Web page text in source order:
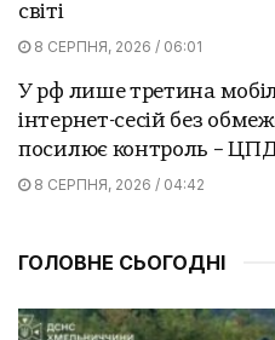
світі
8 СЕРПНЯ, 2026 / 06:01
У рф лише третина
інтернет-сесій без
посилює контроль –
8 СЕРПНЯ, 2026 / 04:42
ГОЛОВНЕ СЬОГОДНІ